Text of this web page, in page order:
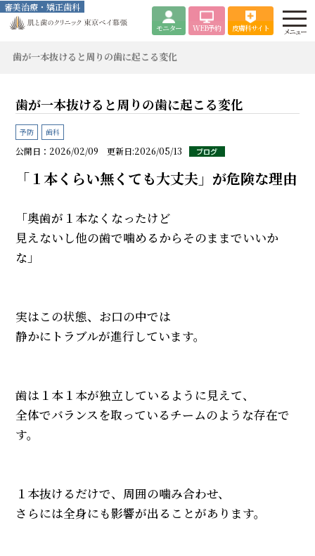
審美治療・矯正歯科
モニター WEB予約 皮膚科サイト メニュー
歯が一本抜けると周りの歯に起こる変化
歯が一本抜けると周りの歯に起こる変化
予防 歯科
公開日：2026/02/09 更新日:2026/05/13
「１本くらい無くても大丈夫」が危険な理由
「奥歯が１本なくなったけど
見えないし他の歯で噛めるからそのままでいいか
な」
実はこの状態、お口の中では
静かにトラブルが進行しています。
歯は１本１本が独立しているように見えて、
全体でバランスを取っているチームのような存在で
す。
１本抜けるだけで、周囲の噛み合わせ、
さらには全身にも影響が出ることがあります。